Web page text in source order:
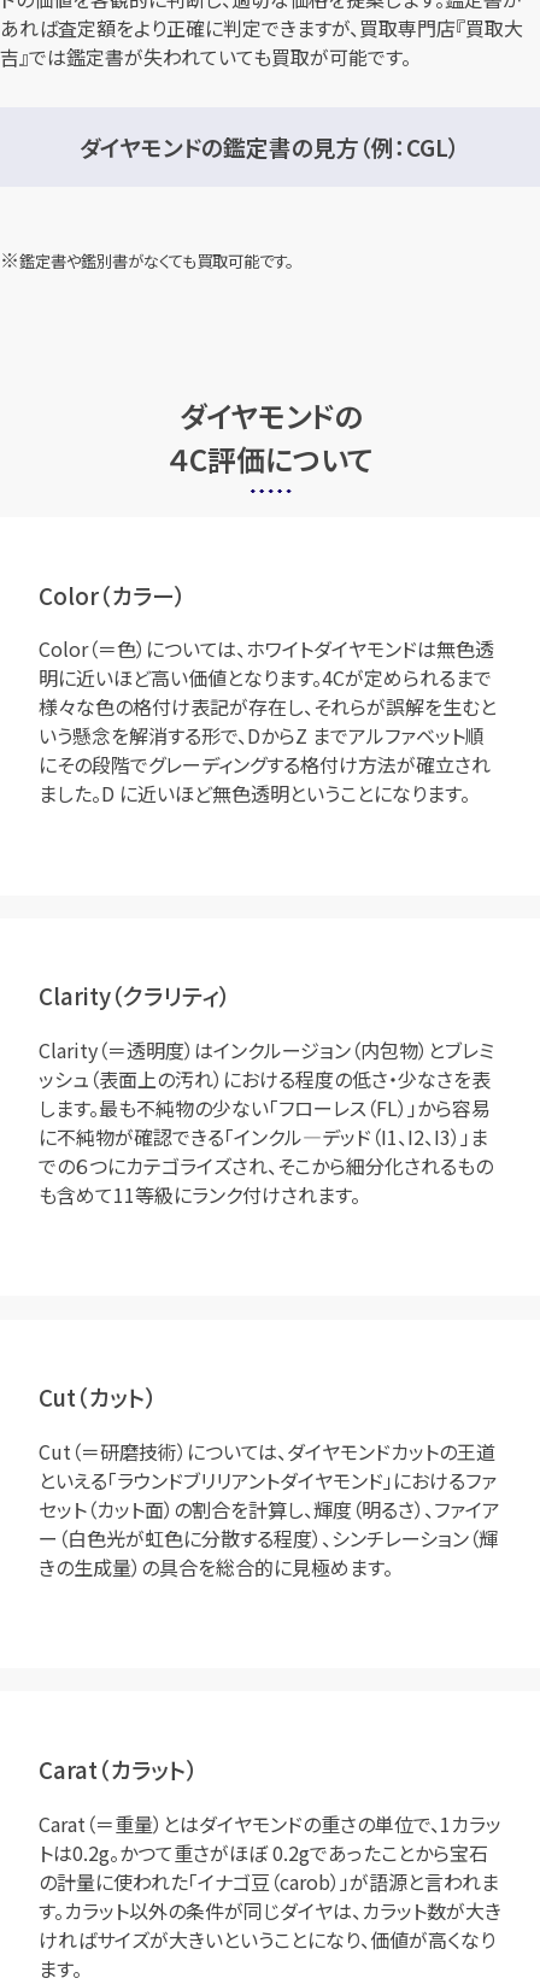
あれば査定額をより正確に判定できますが、買取専門店『買取大
吉』では鑑定書が失われていても買取が可能です。
ダイヤモンドの鑑定書の見方（例：CGL）
鑑定書や鑑別書がなくても買取可能です。
ダイヤモンドの
４C評価について
Color（カラー）
Color（＝色）については、ホワイトダイヤモンドは無色透
明に近いほど高い価値となります。4Cが定められるまで
様々な色の格付け表記が存在し、それらが誤解を生むと
いう懸念を解消する形で、DからZ までアルファベット順
にその段階でグレーディングする格付け方法が確立され
ました。D に近いほど無色透明ということになります。
Clarity（クラリティ）
Clarity（＝透明度）はインクルージョン（内包物）とブレミ
ッシュ（表面上の汚れ）における程度の低さ・少なさを表
します。最も不純物の少ない「フローレス（FL）」から容易
に不純物が確認できる「インクル―デッド（I1、I2、I3）」ま
での６つにカテゴライズされ、そこから細分化されるもの
も含めて11等級にランク付けされます。
Cut（カット）
Cut（＝研磨技術）については、ダイヤモンドカットの王道
といえる「ラウンドブリリアントダイヤモンド」におけるファ
セット（カット面）の割合を計算し、輝度（明るさ）、ファイア
ー（白色光が虹色に分散する程度）、シンチレーション（輝
きの生成量）の具合を総合的に見極めます。
Carat（カラット）
Carat（＝重量）とはダイヤモンドの重さの単位で、1カラッ
トは0.2g。かつて重さがほぼ 0.2gであったことから宝石
の計量に使われた「イナゴ豆（carob）」が語源と言われま
す。カラット以外の条件が同じダイヤは、カラット数が大き
ければサイズが大きいということになり、価値が高くなり
ます。